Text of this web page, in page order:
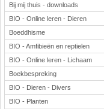
Bij mij thuis - downloads
BIO - Online leren - Dieren
Boeddhisme
BIO - Amfibieën en reptielen
BIO - Online leren - Lichaam
Boekbespreking
BIO - Dieren - Divers
BIO - Planten